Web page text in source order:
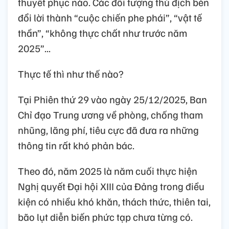
đổi lời thành “cuộc chiến phe phái”, “vật tế
thần”, “không thực chất như trước năm
2025”...
Thực tế thì như thế nào?
Tại Phiên thứ 29 vào ngày 25/12/2025, Ban
Chỉ đạo Trung ương về phòng, chống tham
nhũng, lãng phí, tiêu cực đã đưa ra những
thông tin rất khó phản bác.
Theo đó, năm 2025 là năm cuối thực hiện
Nghị quyết Đại hội XIII của Đảng trong điều
kiện có nhiều khó khăn, thách thức, thiên tai,
bão lụt diễn biến phức tạp chưa từng có.